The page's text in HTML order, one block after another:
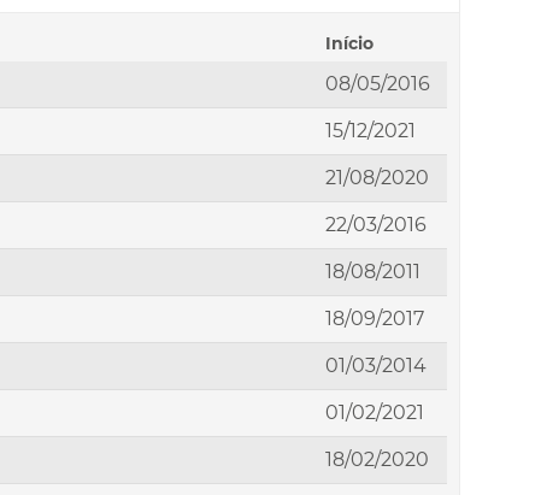
Início
08/05/2016
15/12/2021
21/08/2020
22/03/2016
18/08/2011
18/09/2017
01/03/2014
01/02/2021
18/02/2020